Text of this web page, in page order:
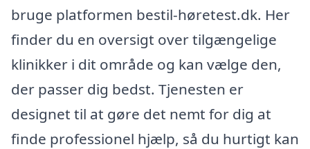
bruge platformen bestil-høretest.dk. Her
finder du en oversigt over tilgængelige
klinikker i dit område og kan vælge den,
der passer dig bedst. Tjenesten er
designet til at gøre det nemt for dig at
finde professionel hjælp, så du hurtigt kan